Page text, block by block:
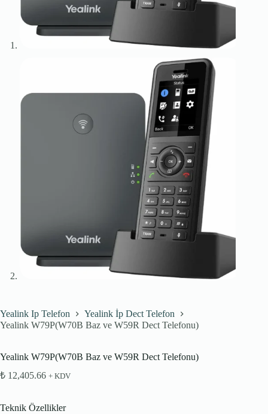
Yealink Ip Telefon
Yealink İp Dect Telefon
Yealink W79P(W70B Baz ve W59R Dect Telefonu)
Yealink W79P(W70B Baz ve W59R Dect Telefonu)
₺ 12,405.66 + KDV
Teknik Özellikler